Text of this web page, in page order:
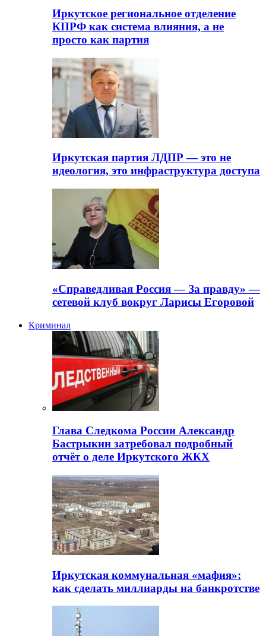
Иркутское региональное отделение
КПРФ как система влияния, а не
просто как партия
Иркутская партия ЛДПР — это не
идеология, это инфраструктура доступа
«Справедливая Россия — За правду» —
сетевой клуб вокруг Ларисы Егоровой
Криминал
Глава Следкома России Александр
Бастрыкин затребовал подробный
отчёт о деле Иркутского ЖКХ
Иркутская коммунальная «мафия»:
как сделать миллиарды на банкротстве